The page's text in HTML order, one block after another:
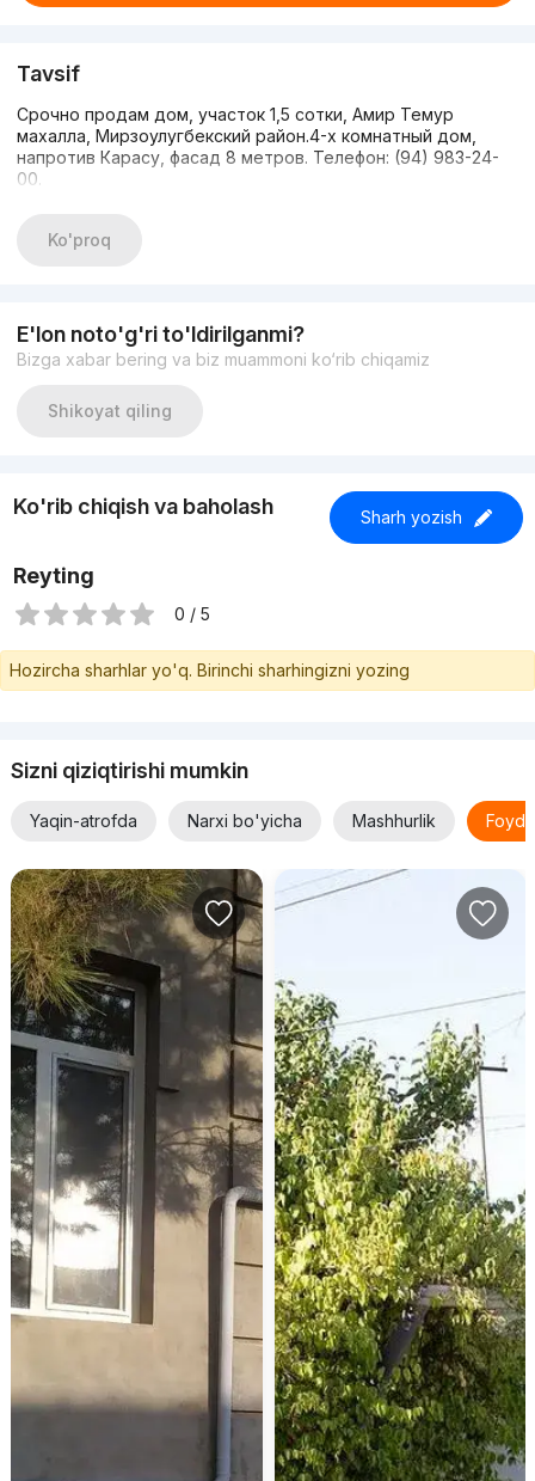
Tavsif
Срочно продам дом, участок 1,5 сотки, Амир Темур
махалла, Мирзоулугбекский район.4-х комнатный дом,
напротив Карасу, фасад 8 метров. Телефон: (94) 983-24-
00.
Ko'proq
E'lon noto'g'ri to'ldirilganmi?
Bizga xabar bering va biz muammoni ko‘rib chiqamiz
Shikoyat qiling
Ko'rib chiqish va baholash Sharh yozish
Reyting
0 / 5
Hozircha sharhlar yo'q. Birinchi sharhingizni yozing
Sizni qiziqtirishi mumkin
Yaqin-atrofda Narxi bo'yicha Mashhurlik